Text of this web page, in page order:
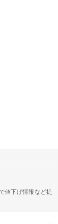
値下げ情報など提